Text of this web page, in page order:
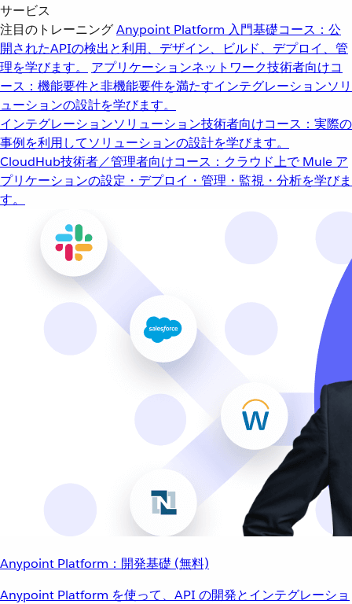
サービス
注目のトレーニングAnypoint Platform 入門基礎コース：公
開されたAPIの検出と利用、デザイン、ビルド、デプロイ、管
理を学びます。
アプリケーションネットワーク技術者向けコ
ース：機能要件と非機能要件を満たすインテグレーションソリ
ューションの設計を学びます。
インテグレーションソリューション技術者向けコース：実際の
事例を利用してソリューションの設計を学びます。
CloudHub技術者／管理者向けコース：クラウド上で Mule ア
プリケーションの設定・デプロイ・管理・監視・分析を学びま
す。
Anypoint Platform：開発基礎 (無料)
Anypoint Platform を使って、API の開発とインテグレーショ